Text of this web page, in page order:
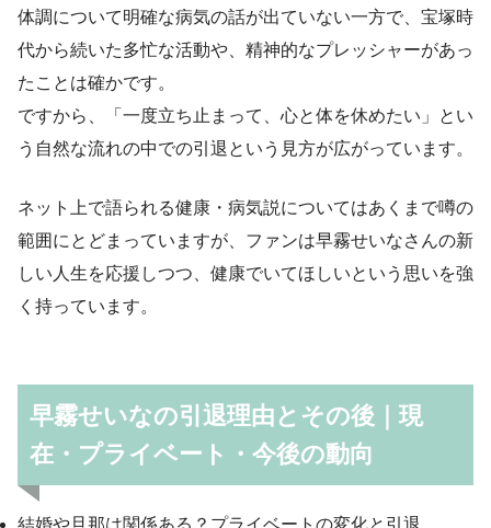
体調について明確な病気の話が出ていない一方で、宝塚時
代から続いた多忙な活動や、精神的なプレッシャーがあっ
たことは確かです。
ですから、「一度立ち止まって、心と体を休めたい」とい
う自然な流れの中での引退という見方が広がっています。
ネット上で語られる健康・病気説についてはあくまで噂の
範囲にとどまっていますが、ファンは早霧せいなさんの新
しい人生を応援しつつ、健康でいてほしいという思いを強
く持っています。
早霧せいなの引退理由とその後｜現
在・プライベート・今後の動向
結婚や旦那は関係ある？プライベートの変化と引退